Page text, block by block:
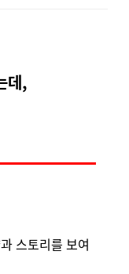
데,
스토리를 보여